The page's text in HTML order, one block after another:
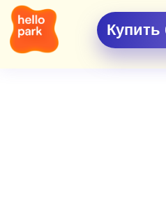
Купить билет